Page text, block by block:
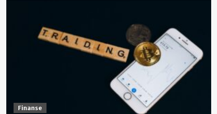
Finanse